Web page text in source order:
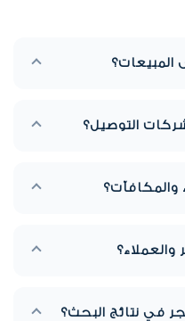
التوصيل؟
من لوحة تحكم واحدة.
والمكافآت؟
في نتائج البحث؟